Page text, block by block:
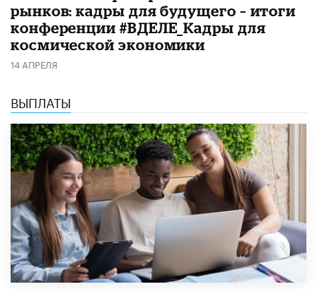
рынков: кадры для будущего – итоги
конференции #ВДЕЛЕ_Кадры для
космической экономики
14 АПРЕЛЯ
ВЫПЛАТЫ